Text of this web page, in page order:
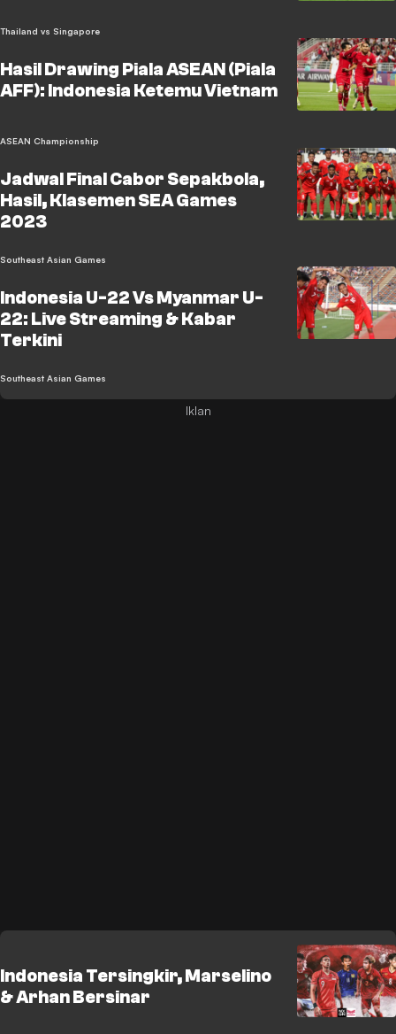
Thailand vs Singapore
Hasil Drawing Piala ASEAN (Piala
AFF): Indonesia Ketemu Vietnam
ASEAN Championship
Jadwal Final Cabor Sepakbola,
Hasil, Klasemen SEA Games
2023
Southeast Asian Games
Indonesia U-22 Vs Myanmar U-
22: Live Streaming & Kabar
Terkini
Southeast Asian Games
Indonesia Tersingkir, Marselino
& Arhan Bersinar